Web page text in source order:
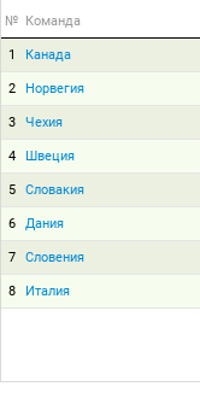
№ Команда
1 Канада
2 Норвегия
3 Чехия
4 Швеция
5 Словакия
6 Дания
7 Словения
8 Италия